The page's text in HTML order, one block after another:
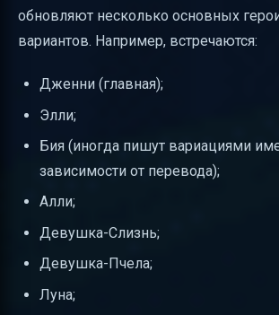
обновляют несколько основных
вариантов. Например, встречаются:
Дженни (главная);
Элли;
Бия (иногда пишут вариациями
зависимости от перевода);
Алли;
Девушка-Слизнь;
Девушка-Пчела;
Луна;